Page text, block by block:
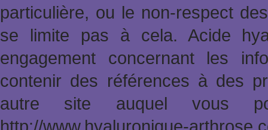
particulière, ou le non-respect
se limite pas à cela. Acide
engagement concernant les
contenir des références à des
autre site auquel vous